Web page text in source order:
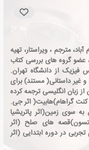
در خرم آباد، مترجم ، ویراستار، تهیه
عضو گروه های بررسی کتاب
از دانشگاه تهران.
و غیر داستانی( مستند) برای
از زبان انگلیسی ترجمه کرده
گراهام)هابیت( اثر جی.
به سوی زمین(اثر پاتریشیا
های صلح (اثر
در دوره ابتدایی (اثر